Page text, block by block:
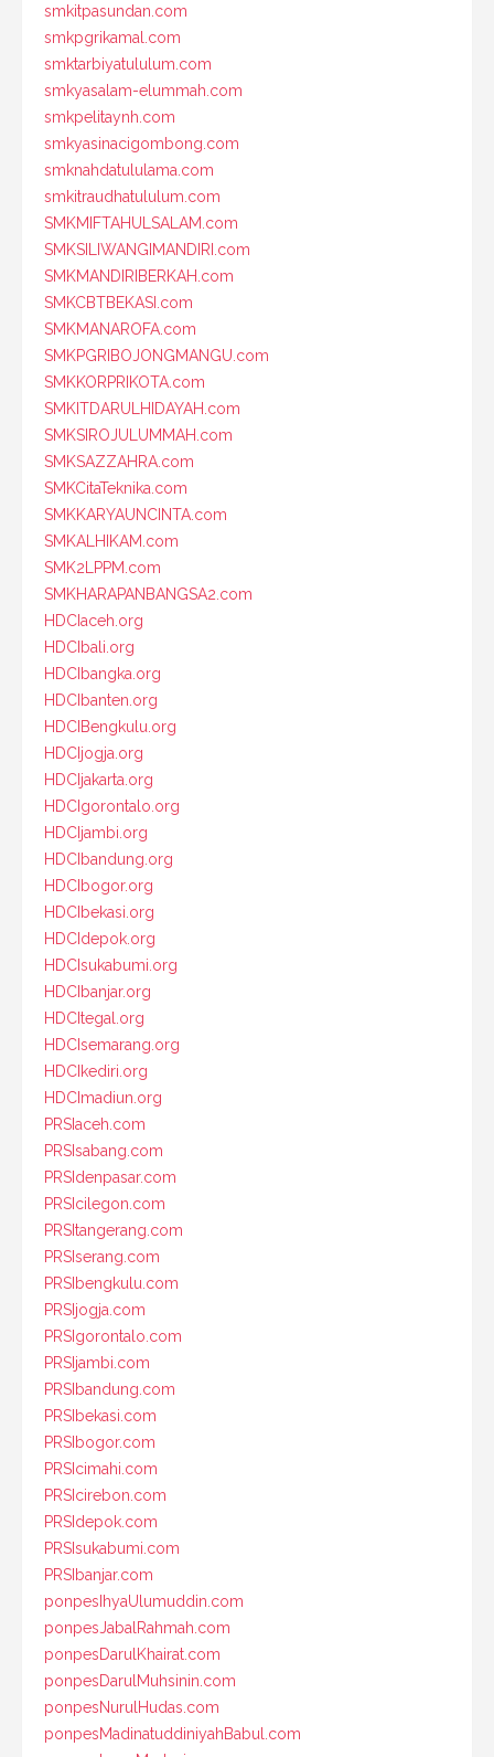
smkitpasundan.com
smkpgrikamal.com
smktarbiyatululum.com
smkyasalam-elummah.com
smkpelitaynh.com
smkyasinacigombong.com
smknahdatululama.com
smkitraudhatululum.com
SMKMIFTAHULSALAM.com
SMKSILIWANGIMANDIRI.com
SMKMANDIRIBERKAH.com
SMKCBTBEKASI.com
SMKMANAROFA.com
SMKPGRIBOJONGMANGU.com
SMKKORPRIKOTA.com
SMKITDARULHIDAYAH.com
SMKSIROJULUMMAH.com
SMKSAZZAHRA.com
SMKCitaTeknika.com
SMKKARYAUNCINTA.com
SMKALHIKAM.com
SMK2LPPM.com
SMKHARAPANBANGSA2.com
HDCIaceh.org
HDCIbali.org
HDCIbangka.org
HDCIbanten.org
HDCIBengkulu.org
HDCIjogja.org
HDCIjakarta.org
HDCIgorontalo.org
HDCIjambi.org
HDCIbandung.org
HDCIbogor.org
HDCIbekasi.org
HDCIdepok.org
HDCIsukabumi.org
HDCIbanjar.org
HDCItegal.org
HDCIsemarang.org
HDCIkediri.org
HDCImadiun.org
PRSIaceh.com
PRSIsabang.com
PRSIdenpasar.com
PRSIcilegon.com
PRSItangerang.com
PRSIserang.com
PRSIbengkulu.com
PRSIjogja.com
PRSIgorontalo.com
PRSIjambi.com
PRSIbandung.com
PRSIbekasi.com
PRSIbogor.com
PRSIcimahi.com
PRSIcirebon.com
PRSIdepok.com
PRSIsukabumi.com
PRSIbanjar.com
ponpesIhyaUlumuddin.com
ponpesJabalRahmah.com
ponpesDarulKhairat.com
ponpesDarulMuhsinin.com
ponpesNurulHudas.com
ponpesMadinatuddiniyahBabul.com